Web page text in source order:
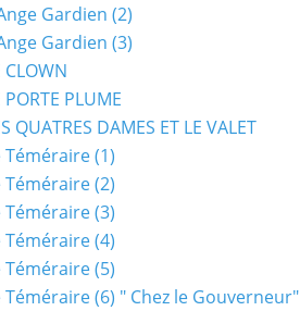
Gardien (2)
Gardien (3)
CLOWN
PORTE PLUME
QUATRES DAMES ET LE VALET
Téméraire (1)
Téméraire (2)
Téméraire (3)
Téméraire (4)
Téméraire (5)
Téméraire (6) " Chez le Gouverneur"